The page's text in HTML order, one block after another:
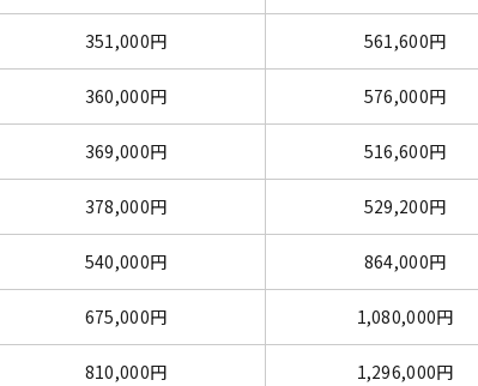
351,000円 561,600円
360,000円 576,000円
369,000円 516,600円
378,000円 529,200円
540,000円 864,000円
675,000円 1,080,000円
810,000円 1,296,000円